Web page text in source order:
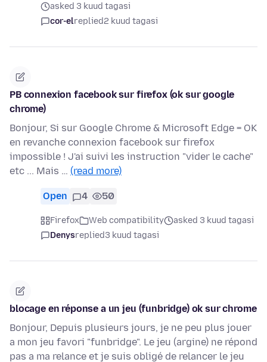
asked 3 kuud tagasi
cor-elreplied2 kuud tagasi
PB connexion facebook sur firefox (ok sur google
chrome)
Bonjour, Si sur Google Chrome & Microsoft Edge = OK
en revanche connexion facebook sur firefox
impossible ! J'ai suivi les instruction "vider le cache"
etc ... Mais … (read more)
Open 4 50
Firefox Web compatibility
asked 3 kuud tagasi
Denysreplied3 kuud tagasi
blocage en réponse a un jeu (funbridge) ok sur chrome
Bonjour, Depuis plusieurs jours, je ne peu plus jouer
a mon jeu favori "funbridge". Le jeu (argine) ne répond
pas a ma relance et je suis obligé de relancer le jeu